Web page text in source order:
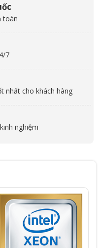
toàn
7
nhất cho khách hàng
nghiệm